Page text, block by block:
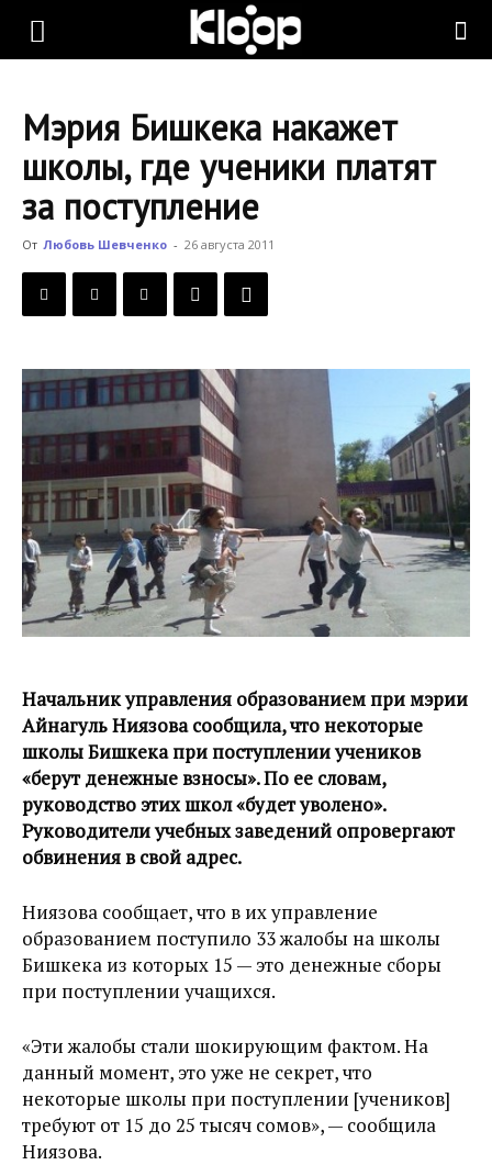
KLOOP.KG
Новости
Кыргызстана
Мэрия Бишкека накажет
школы, где ученики платят
за поступление
От Любовь Шевченко - 26 августа 2011
Начальник управления образованием при мэрии
Айнагуль Ниязова сообщила, что некоторые
школы Бишкека при поступлении учеников
«берут денежные взносы». По ее словам,
руководство этих школ «будет уволено».
Руководители учебных заведений опровергают
обвинения в свой адрес.
Ниязова сообщает, что в их управление
образованием поступило 33 жалобы на школы
Бишкека из которых 15 — это денежные сборы
при поступлении учащихся.
«Эти жалобы стали шокирующим фактом. На
данный момент, это уже не секрет, что
некоторые школы при поступлении [учеников]
требуют от 15 до 25 тысяч сомов», — сообщила
Ниязова.